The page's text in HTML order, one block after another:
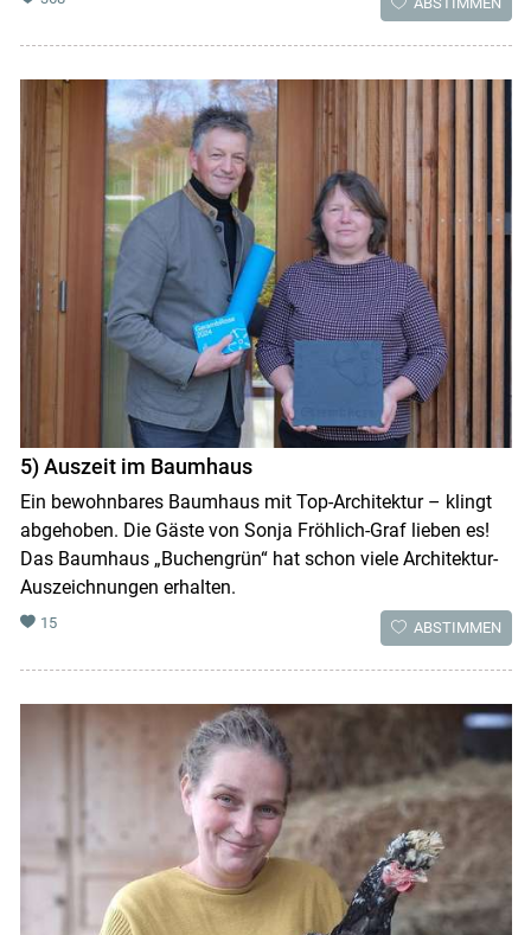
5) Auszeit im Baumhaus
Ein bewohnbares Baumhaus mit Top-Architektur – klingt
abgehoben. Die Gäste von Sonja Fröhlich-Graf lieben es!
Das Baumhaus „Buchengrün“ hat schon viele Architektur-
Auszeichnungen erhalten.
15 ABSTIMMEN